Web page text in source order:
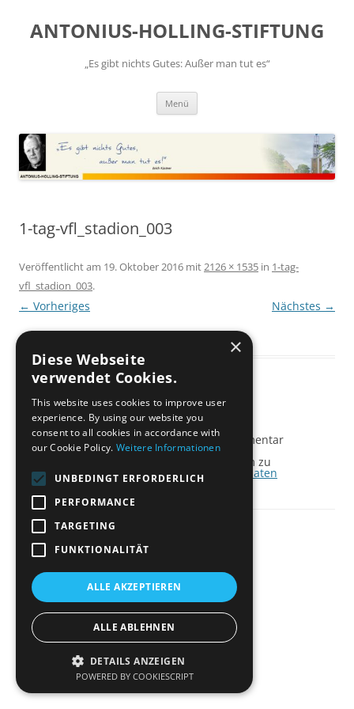
springen
ANTONIUS-HOLLING-STIFTUNG
„Es gibt nichts Gutes: Außer man tut es“
Menü
1-tag-vfl_stadion_003
Veröffentlicht am 19. Oktober 2016 mit2126 × 1535 in 1-tag-
vfl_stadion_003.
← Vorheriges Nächstes →
Schreibe einen Kommentar
Du musstangemeldetsein, um einen Kommentar
abzugeben.
Diese Website verwendet Akismet, um Spam zu
reduzieren.Erfahre, wie deine Kommentardaten
verarbeitet werden.
Datenschutz
×
Diese Webseite
verwendet Cookies.
This website uses cookies to improve user
experience. By using our website you
consent to all cookies in accordance with
our Cookie Policy. Weitere Informationen
UNBEDINGT ERFORDERLICH
PERFORMANCE
TARGETING
FUNKTIONALITÄT
ALLE AKZEPTIEREN
ALLE ABLEHNEN
DETAILS ANZEIGEN
POWERED BY COOKIESCRIPT